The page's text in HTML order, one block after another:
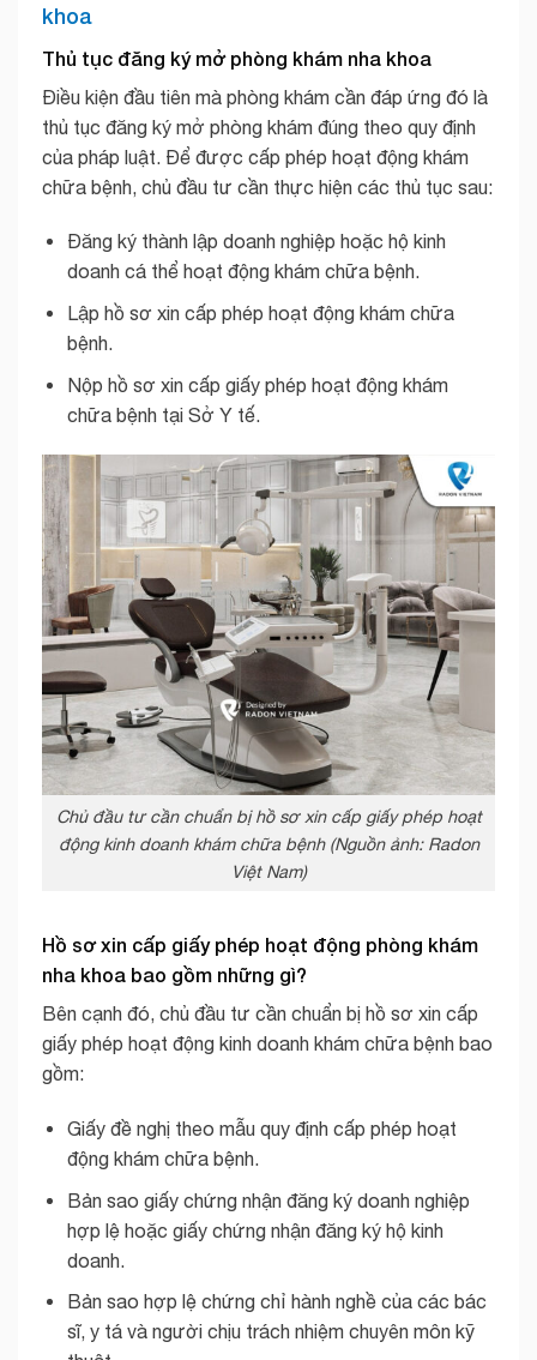
khoa
Thủ tục đăng ký mở phòng khám nha khoa
Điều kiện đầu tiên mà phòng khám cần đáp ứng đó là
thủ tục đăng ký mở phòng khám đúng theo quy định
của pháp luật. Để được cấp phép hoạt động khám
chữa bệnh, chủ đầu tư cần thực hiện các thủ tục sau:
Đăng ký thành lập doanh nghiệp hoặc hộ kinh
doanh cá thể hoạt động khám chữa bệnh.
Lập hồ sơ xin cấp phép hoạt động khám chữa
bệnh.
Nộp hồ sơ xin cấp giấy phép hoạt động khám
chữa bệnh tại Sở Y tế.
Chủ đầu tư cần chuẩn bị hồ sơ xin cấp giấy phép hoạt
động kinh doanh khám chữa bệnh (Nguồn ảnh: Radon
Việt Nam)
Hồ sơ xin cấp giấy phép hoạt động phòng khám
nha khoa bao gồm những gì?
Bên cạnh đó, chủ đầu tư cần chuẩn bị hồ sơ xin cấp
giấy phép hoạt động kinh doanh khám chữa bệnh bao
gồm:
Giấy đề nghị theo mẫu quy định cấp phép hoạt
động khám chữa bệnh.
Bản sao giấy chứng nhận đăng ký doanh nghiệp
hợp lệ hoặc giấy chứng nhận đăng ký hộ kinh
doanh.
Bản sao hợp lệ chứng chỉ hành nghề của các bác
sĩ, y tá và người chịu trách nhiệm chuyên môn kỹ